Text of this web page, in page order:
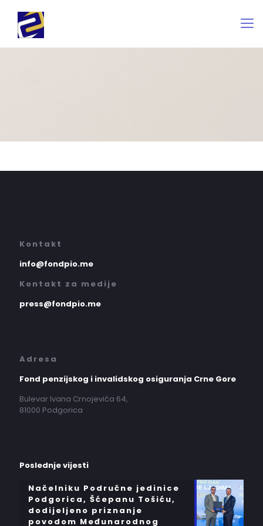
Kontakt
info@fondpio.me
Kontakt za medije
press@fondpio.me
Adresa
Fond penzijskog i invalidskog osiguranja Crne Gore
Bulevar Ivana Crnojevića 64,
81000 Podgorica
Poslednje vijesti
Načelniku Područne jedinice
Podgorica, Šćepanu Tošiću,
dodijeljeno priznanje
povodom Međunarodnog